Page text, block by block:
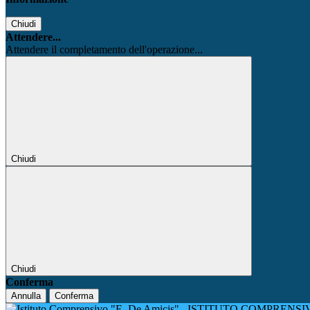
Chiudi
Attendere...
Attendere il completamento dell'operazione...
Chiudi
Chiudi
Conferma
Annulla Conferma